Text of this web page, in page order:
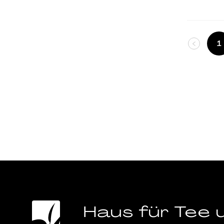
1
Haus für Tee